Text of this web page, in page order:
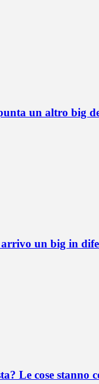
un altro big
un big in
Le cose stanno